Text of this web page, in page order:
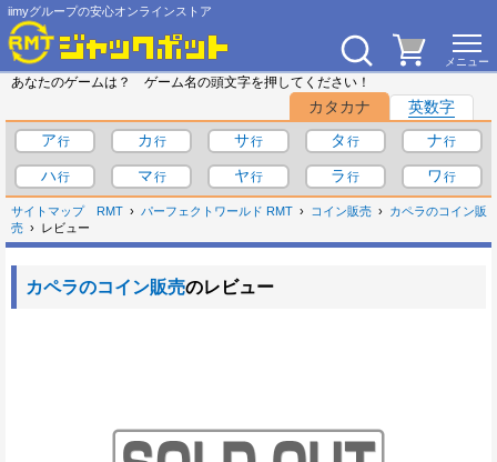
iimyグループの安心オンラインストア
あなたのゲームは？ ゲーム名の頭文字を押してください！
カタカナ
英数字
ア
カ サ タ
ナ
ハ
マ ヤ ラ ワ
サイトマップ RMT パーフェクトワールド RMT コイン販売
カペラのコイン販
売
レビュー
カペラのコイン販売のレビュー